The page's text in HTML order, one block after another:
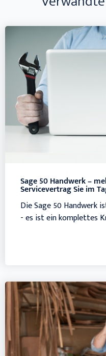
Sage 50 Handwerk –
Servicevertrag Sie im
Die Sage 50 Handwerk
- es ist ein komplettes